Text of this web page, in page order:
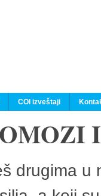
COI izveštaji
drugima